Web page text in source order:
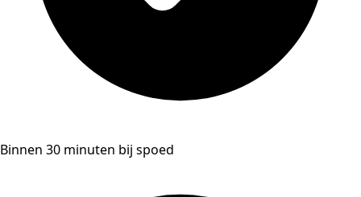
Binnen 30 minuten bij spoed